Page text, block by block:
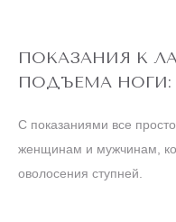
ПОКАЗАНИЯ К
ПОДЪЕМА НОГИ:
С показаниями все
женщинам и мужчинам,
оволосения ступней.